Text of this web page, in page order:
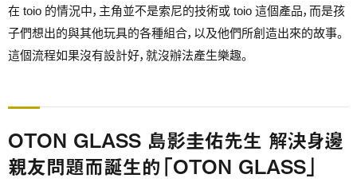
在 toio 的情況中，主角並不是索尼的技術或 toio 這個產品，而是孩
子們想出的與其他玩具的各種組合，以及他們所創造出來的故事。
這個流程如果沒有設計好，就沒辦法產生樂趣。
OTON GLASS 島影圭佑先生 解決身邊
親友問題而誕生的「OTON GLASS」